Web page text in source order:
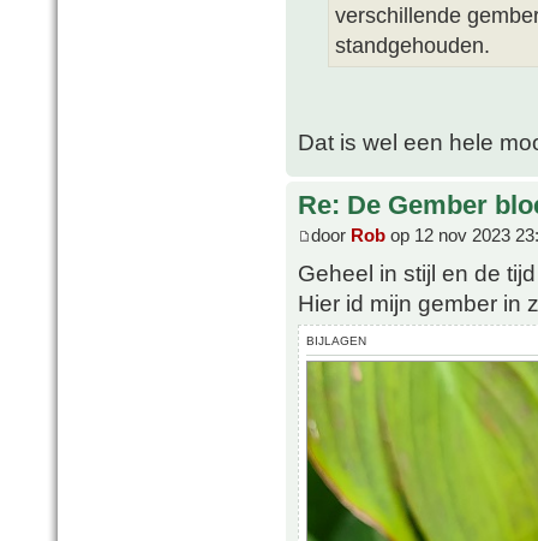
verschillende
standgehouden.
Dat is wel een hele
Re: De Gember
door Rob op 12 nov 2023
Geheel in stijl en de
Hier id mijn gember in
BIJLAGEN